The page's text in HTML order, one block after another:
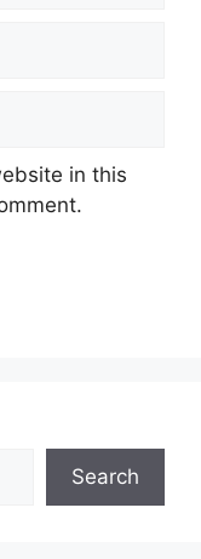
in this
Search